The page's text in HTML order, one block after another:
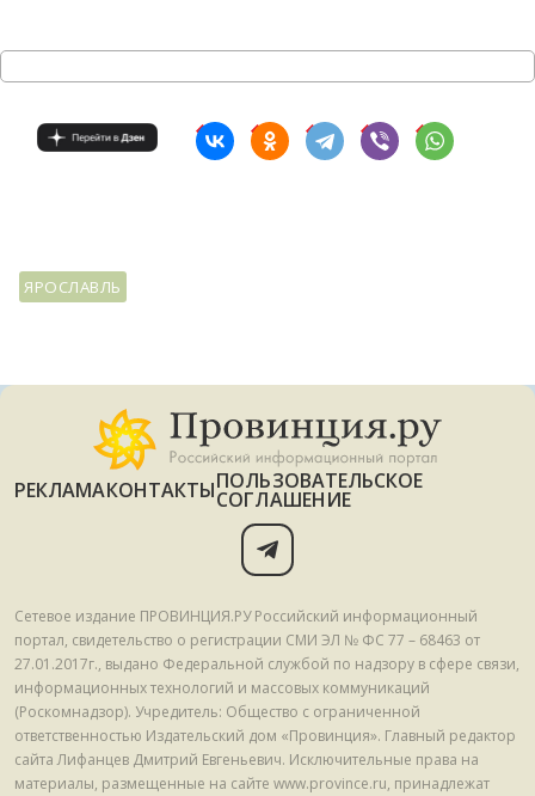
ЯРОСЛАВЛЬ
РЕКЛАМАКОНТАКТЫПОЛЬЗОВАТЕЛЬСКОЕ
СОГЛАШЕНИЕ
Сетевое издание ПРОВИНЦИЯ.РУ Российский информационный
портал, свидетельство о регистрации СМИ ЭЛ № ФС 77 – 68463 от
27.01.2017г., выдано Федеральной службой по надзору в сфере связи,
информационных технологий и массовых коммуникаций
(Роскомнадзор). Учредитель: Общество с ограниченной
ответственностью Издательский дом «Провинция». Главный редактор
сайта Лифанцев Дмитрий Евгеньевич. Исключительные права на
материалы, размещенные на сайте www.province.ru, принадлежат